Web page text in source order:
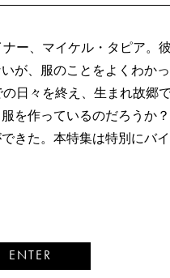
ー、マイケル・タピア。
が、服のことをよくわか
日々を終え、生まれ故郷
を作っているのだろうか
きた。本特集は特別にバ
ENTER